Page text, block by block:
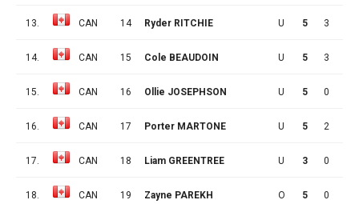
13. CAN 14 Ryder RITCHIE U 5 3
14. CAN 15 Cole BEAUDOIN U 5 3
15. CAN 16 Ollie JOSEPHSON U 5 0
16. CAN 17 Porter MARTONE U 5 2
17. CAN 18 Liam GREENTREE U 3 0
18. CAN 19 Zayne PAREKH O 5 0